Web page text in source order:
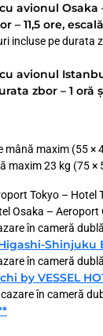
avionul
– 11,5 ore,
incluse pe durata
avionul
zbor – 1 oră
mână maxim (55 ×
maxim 23 kg (75 ×
Tokyo – Hotel
Osaka – Aeroport
în cameră
Shinjuku
în cameră
by VESSEL
în cameră